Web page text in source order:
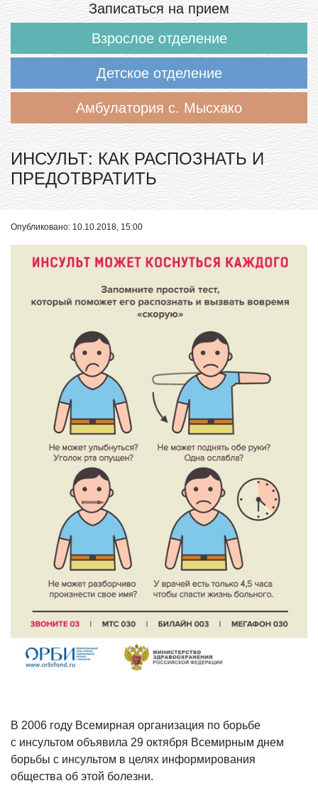
Записаться на прием
Взрослое отделение
Детское отделение
Амбулатория с. Мысхако
ИНСУЛЬТ: КАК РАСПОЗНАТЬ И
ПРЕДОТВРАТИТЬ
Опубликовано: 10.10.2018, 15:00
В 2006 году Всемирная организация по борьбе
с инсультом объявила 29 октября Всемирным днем
борьбы с инсультом в целях информирования
общества об этой болезни.